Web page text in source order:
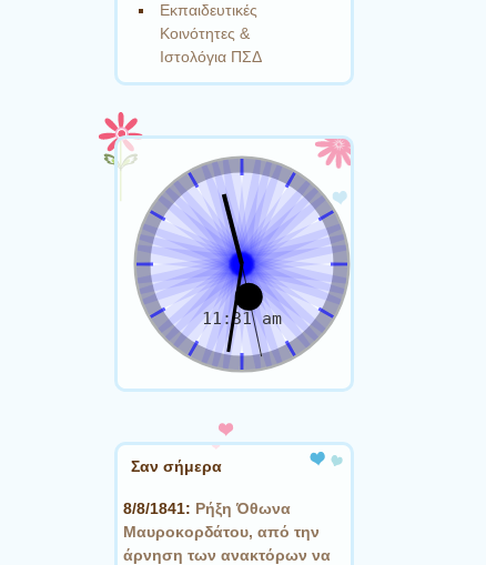
Εκπαιδευτικές
Κοινότητες &
Ιστολόγια ΠΣΔ
Σαν σήμερα
8/8/1841: Ρήξη Όθωνα 
Μαυροκορδάτου, από την
άρνηση των ανακτόρων να